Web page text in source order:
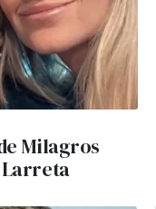
Milagros
Larreta